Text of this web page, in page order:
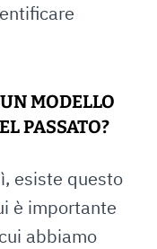
MODELLO
PASSATO?
esiste questo
è importante
abbiamo